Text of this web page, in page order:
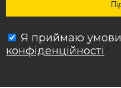
Я приймаю умови
конфіденційності